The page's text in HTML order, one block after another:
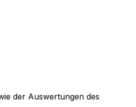
der Auswertungen des